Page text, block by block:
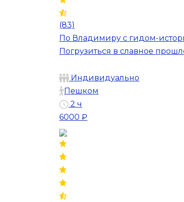
(83)
По Владимиру с гидом-
Погрузиться в славное
Индивидуально
Пешком
2 ч
6000 ₽